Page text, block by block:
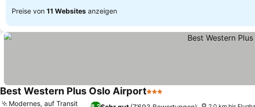
Preise von 11 Websites anzeigen
Best Western Plus Oslo Airport3 Sterne
Modernes, auf Transit